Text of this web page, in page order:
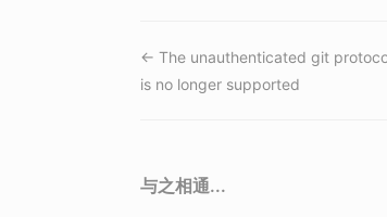
← The unauthenticated git
is no longer supported
与之相通...